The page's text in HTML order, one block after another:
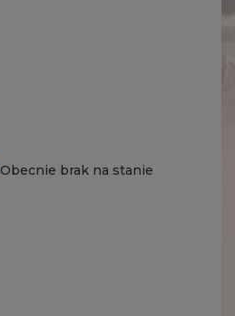
Obecnie brak na stanie